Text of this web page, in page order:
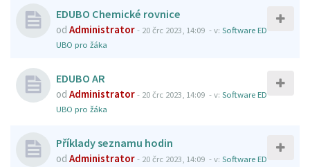
EDUBO Chemické rovnice
od Administrator- 20 črc 2023, 14:09 - v: Software ED
UBO pro žáka
EDUBO AR
od Administrator- 20 črc 2023, 14:09 - v: Software ED
UBO pro žáka
Příklady seznamu hodin
od Administrator- 20 črc 2023, 14:09 - v: Software ED